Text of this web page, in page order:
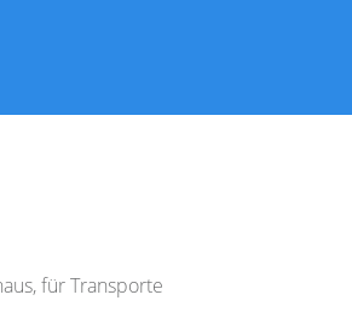
für Transporte